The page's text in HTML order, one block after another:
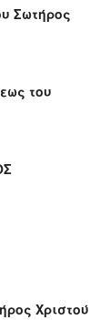
Σωτήρος
του
Χριστού